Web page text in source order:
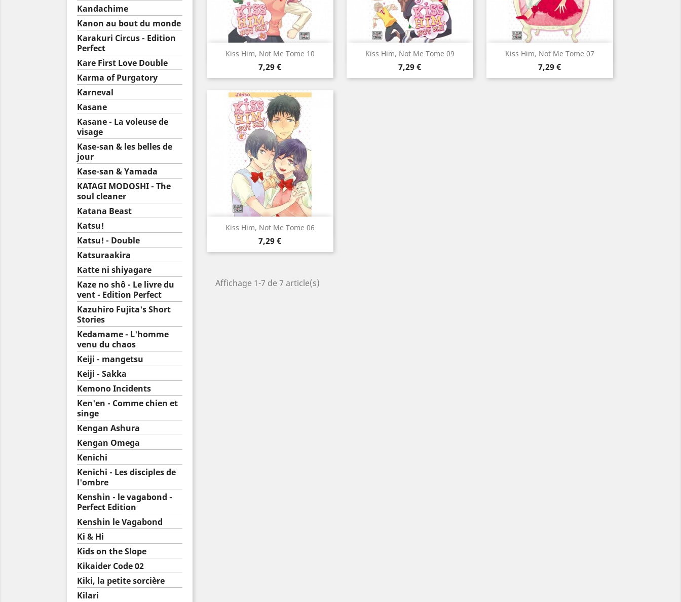
Kandachime
Kanon au bout du monde
Karakuri Circus - Edition
Perfect
Kare First Love Double
Karma of Purgatory
Karneval
Kasane
Kasane - La voleuse de
visage
Kase-san & les belles de
jour
Kase-san & Yamada
KATAGI MODOSHI - The
soul cleaner
Katana Beast
Katsu!
Katsu! - Double
Katsuraakira
Katte ni shiyagare
Kaze no shô - Le livre du
vent - Edition Perfect
Kazuhiro Fujita's Short
Stories
Kedamame - L'homme
venu du chaos
Keiji - mangetsu
Keiji - Sakka
Kemono Incidents
Ken'en - Comme chien et
singe
Kengan Ashura
Kengan Omega
Kenichi
Kenichi - Les disciples de
l'ombre
Kenshin - le vagabond -
Perfect Edition
Kenshin le Vagabond
Ki & Hi
Kids on the Slope
Kikaider Code 02
Kiki, la petite sorcière
Kilari
Kiss Him, Not Me Tome 10
Prix
7,29 €
Aperçu rapide Kiss Him, Not Me Tome 09
Prix
7,29 €
Aperçu rapide Kiss Him, Not Me Tome 07
Prix
7,29 €
Aperçu rapide
Kiss Him, Not Me Tome 06
Prix
7,29 €
Aperçu rapide
Affichage 1-7 de 7 article(s)